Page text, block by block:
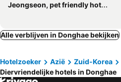
Jeongseon, pet friendly hotels
Alle verblijven in Donghae bekijken
Hotelzoeker Azië Zuid-Korea
Diervriendelijke hotels in Donghae